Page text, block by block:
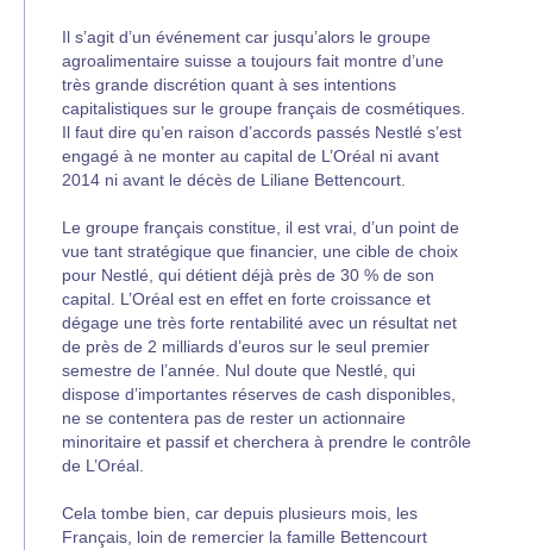
Il s’agit d’un événement car jusqu’alors le groupe
agroalimentaire suisse a toujours fait montre d’une
très grande discrétion quant à ses intentions
capitalistiques sur le groupe français de cosmétiques.
Il faut dire qu’en raison d’accords passés Nestlé s’est
engagé à ne monter au capital de L’Oréal ni avant
2014 ni avant le décès de Liliane Bettencourt.
Le groupe français constitue, il est vrai, d’un point de
vue tant stratégique que financier, une cible de choix
pour Nestlé, qui détient déjà près de 30 % de son
capital. L’Oréal est en effet en forte croissance et
dégage une très forte rentabilité avec un résultat net
de près de 2 milliards d’euros sur le seul premier
semestre de l’année. Nul doute que Nestlé, qui
dispose d’importantes réserves de cash disponibles,
ne se contentera pas de rester un actionnaire
minoritaire et passif et cherchera à prendre le contrôle
de L’Oréal.
Cela tombe bien, car depuis plusieurs mois, les
Français, loin de remercier la famille Bettencourt